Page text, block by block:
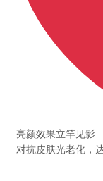
亮颜效果立竿见影
对抗皮肤光老化，